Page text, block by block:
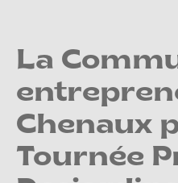
La
Chenaux
Tournée